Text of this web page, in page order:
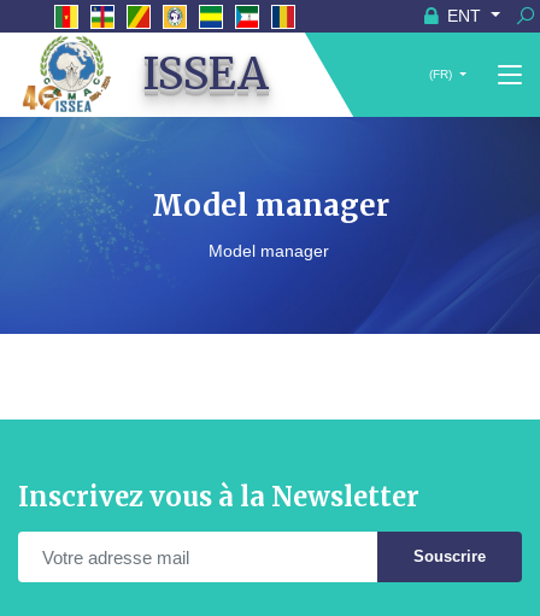
ENT
ISSEA (FR)
Model manager
Model manager
Inscrivez vous à la Newsletter
Souscrire